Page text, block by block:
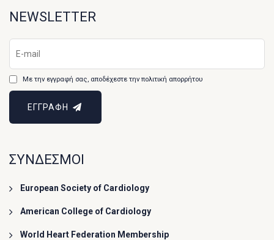
NEWSLETTER
Με την εγγραφή σας, αποδέχεστε την πολιτική απορρήτου
ΕΓΓΡΑΦΗ
ΣΥΝΔΕΣΜΟΙ
European Society of Cardiology
American College of Cardiology
World Heart Federation Membership